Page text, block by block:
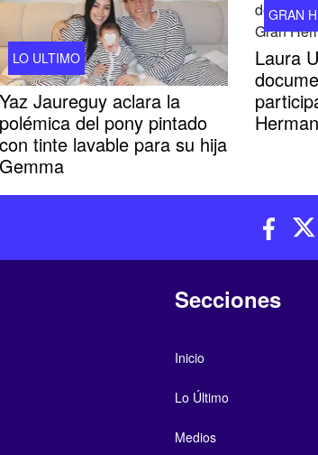
LO ULTIMO
Yaz Jaureguy aclara la
polémica del pony pintado
con tinte lavable para su hija
Gemma
GRAN
Laura
Secciones
Inicio
Lo Último
Medios